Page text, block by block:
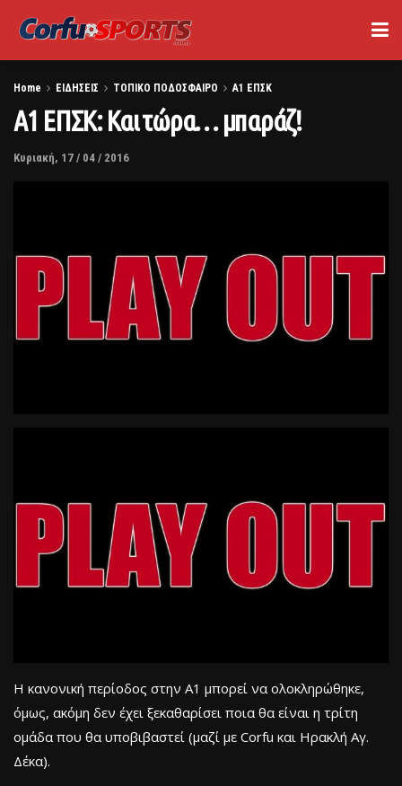
Home ΕΙΔΗΣΕΙΣ ΤΟΠΙΚΟ ΠΟΔΟΣΦΑΙΡΟ Α1 ΕΠΣΚ
Α1 ΕΠΣΚ: Και τώρα… μπαράζ!
Κυριακή, 17 / 04 / 2016
Η κανονική περίοδος στην Α1 μπορεί να ολοκληρώθηκε,
όμως, ακόμη δεν έχει ξεκαθαρίσει ποια θα είναι η τρίτη
ομάδα που θα υποβιβαστεί (μαζί με Corfu και Ηρακλή Αγ.
Δέκα).